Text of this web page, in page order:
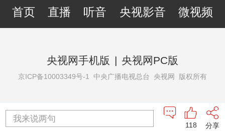
首页 直播 听音 央视影音 微视频
央视网手机版 | 央视网PC版
京ICP备10003349号-1 中央广播电视总台 央视网 版权所有
我来说两句
分享
118